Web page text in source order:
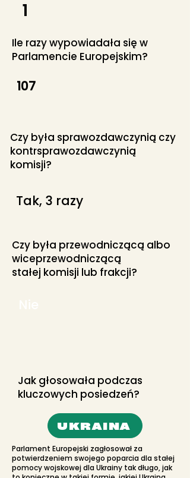
1
Ile razy wypowiadała się w
Parlamencie Europejskim?
107
Czy była sprawozdawczynią czy
kontrsprawozdawczynią
komisji?
Tak, 3 razy
Czy była przewodniczącą albo
wiceprzewodniczącą
stałej komisji lub frakcji?
Jak głosowała podczas
kluczowych posiedzeń?
UKRAINA
Parlament Europejski zagłosował za
potwierdzeniem swojego poparcia dla stałej
pomocy wojskowej dla Ukrainy tak długo, jak